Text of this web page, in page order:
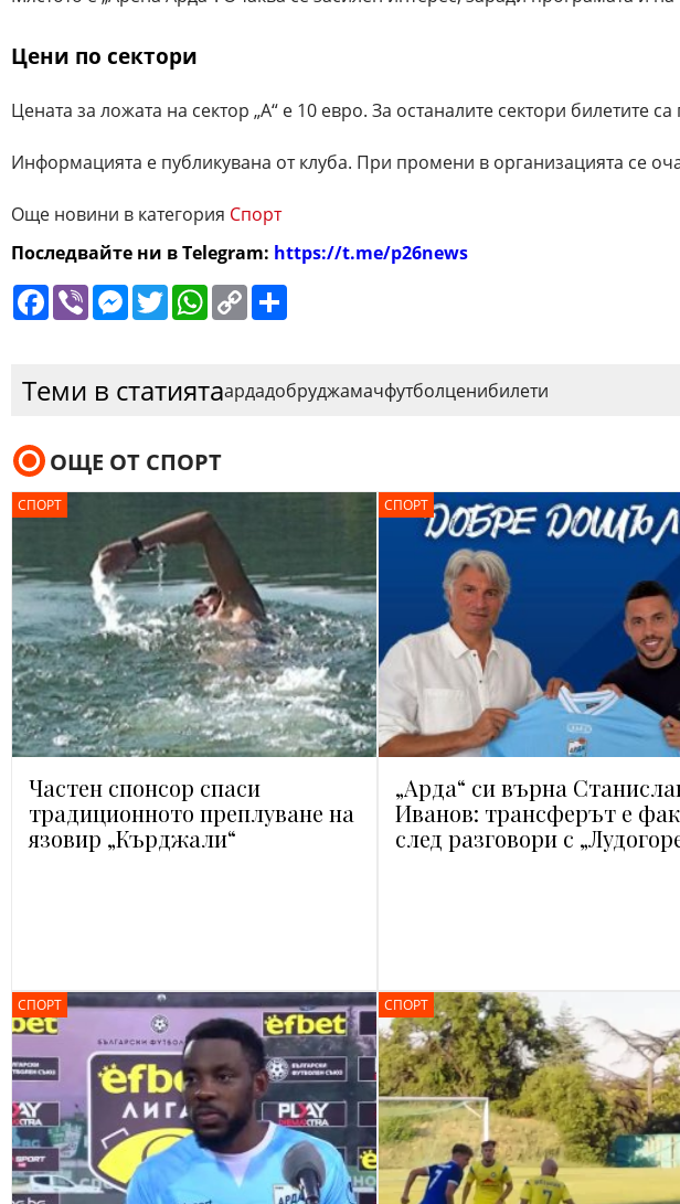
Цени по сектори
Цената за ложата на сектор „А“ е 10 евро. За останалите сектори билетите
Информацията е публикувана от клуба. При промени в организацията се
Още новини в категория Спорт
Последвайте ни в Telegram: https://t.me/p26news
Facebook
ViberMessenger
TwitterWhatsApp
Copy
Link
Теми в статиятаардадобруджамачфутболценибилети
ОЩЕ ОТ СПОРТ
СПОРТ
Частен спонсор спаси
традиционното преплуване на
язовир „Кърджали“
СПОРТ
„Арда“ си върна
Иванов: трансферът е
след разговори с
СПОРТ СПОРТ